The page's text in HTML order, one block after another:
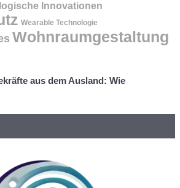
Innovationen
Wearable Technologie
Wohnraumgestaltung
aus dem Ausland: Wie